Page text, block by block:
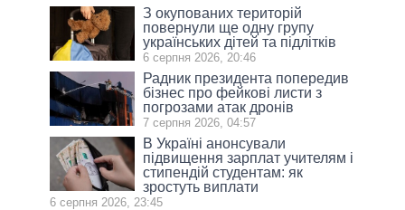
З окупованих територій
повернули ще одну групу
українських дітей та підлітків
6 серпня 2026, 20:46
Радник президента попередив
бізнес про фейкові листи з
погрозами атак дронів
7 серпня 2026, 04:57
В Україні анонсували
підвищення зарплат учителям і
стипендій студентам: як
зростуть виплати
6 серпня 2026, 23:45